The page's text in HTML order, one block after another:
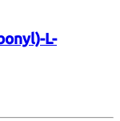
L-